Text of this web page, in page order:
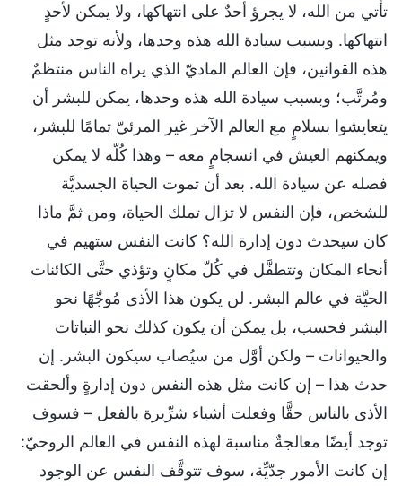
تأتي من الله، لا يجرؤ أحدٌ على انتهاكها، ولا يمكن لأحدٍ
انتهاكها. وبسبب سيادة الله هذه وحدها، ولأنه توجد مثل
هذه القوانين، فإن العالم الماديّ الذي يراه الناس منتظمٌ
ومُرتَّب؛ وبسبب سيادة الله هذه وحدها، يمكن للبشر أن
يتعايشوا بسلامٍ مع العالم الآخر غير المرئيّ تمامًا للبشر،
ويمكنهم العيش في انسجامٍ معه – وهذا كُلّه لا يمكن
فصله عن سيادة الله. بعد أن تموت الحياة الجسديَّة
للشخص، فإن النفس لا تزال تملك الحياة، ومن ثمَّ ماذا
كان سيحدث دون إدارة الله؟ كانت النفس ستهيم في
أنحاء المكان وتتطفَّل في كُلّ مكانٍ وتؤذي حتَّى الكائنات
الحيَّة في عالم البشر. لن يكون هذا الأذى مُوجَّهًا نحو
البشر فحسب، بل يمكن أن يكون كذلك نحو النباتات
والحيوانات – ولكن أوَّل من سيُصاب سيكون البشر. إن
حدث هذا – إن كانت مثل هذه النفس دون إدارةٍ وألحقت
الأذى بالناس حقًّا وفعلت أشياء شرِّيرة بالفعل – فسوف
توجد أيضًا معالجةٌ مناسبة لهذه النفس في العالم الروحيّ:
إن كانت الأمور جدّيِّة، سوف تتوقَّف النفس عن الوجود